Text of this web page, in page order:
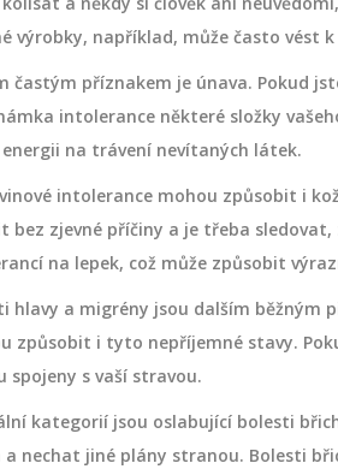
výrobky, například, může často vést
častým příznakem je únava. Pokud
intolerance některé složky
na trávení nevítaných látek.
intolerance mohou způsobit i
bez zjevné příčiny a je třeba
na lepek, což může způsobit
hlavy a migrény jsou dalším běžným
způsobit i tyto nepříjemné stavy.
spojeny s vaší stravou.
kategorií jsou oslabující bolesti
a nechat jiné plány stranou. Bolesti